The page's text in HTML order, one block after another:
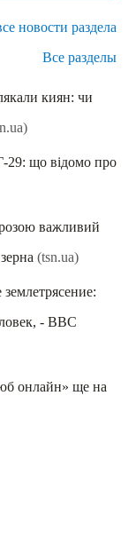
новости раздела
Все разделы
киян: чи
29: що відомо про
важливий
(tsn.ua)
- ВВС
онлайн» ще на